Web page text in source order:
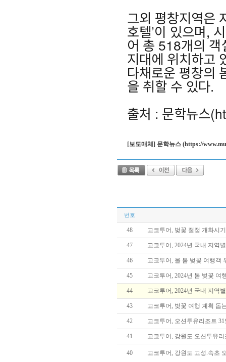
그외 평창지역은
호텔’이 있으며,
어 총 518개의
지대에 위치하고
다채로운 평창의
을 취할 수 있다.
출처 : 문학뉴스
[보도매체] 문학뉴스 (https://
번호
48 고코투어, 벚꽃 절정 개화시
47 고코투어, 2024년 국내 지역
46 고코투어, 올 봄 벚꽃 여행객
45 고코투어, 2024년 봄 벚꽃 여
44 고코투어, 2024년 국내 지역
43 고코투어, 벚꽃 여행 계획 돕
42 고코투어, 오션투유리조트
41 고코투어, 강원도 오션투유
40 고코투어, 강원도 고성.속초